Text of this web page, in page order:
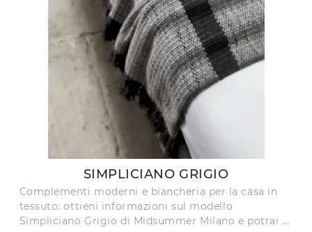
SIMPLICIANO GRIGIO
Complementi moderni e biancheria per la casa in
tessuto: ottieni informazioni sul modello
Simpliciano Grigio di Midsummer Milano e potrai ...